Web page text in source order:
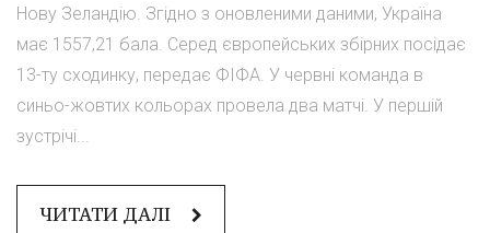
Нову Зеландію. Згідно з оновленими даними, Україна
має 1557,21 бала. Серед європейських збірних посідає
13-ту сходинку, передає ФІФА. У червні команда в
синьо-жовтих кольорах провела два матчі. У першій
зустрічі...
ЧИТАТИ ДАЛІ